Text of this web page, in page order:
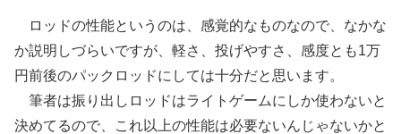
ロッドの性能というのは、感覚的なものなので、なかな
か説明しづらいですが、軽さ、投げやすさ、感度とも1万
円前後のパックロッドにしては十分だと思います。
筆者は振り出しロッドはライトゲームにしか使わないと
決めてるので、これ以上の性能は必要ないんじゃないかと